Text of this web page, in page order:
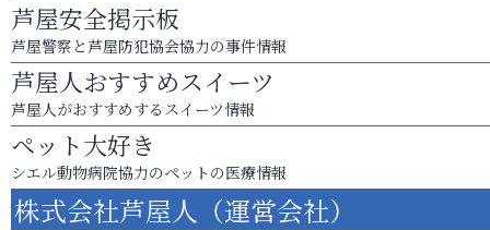
芦屋安全掲示板
芦屋警察と芦屋防犯協会協力の事件情報
芦屋人おすすめスイーツ
芦屋人がおすすめするスイーツ情報
ペット大好き
シエル動物病院協力のペットの医療情報
株式会社芦屋人（運営会社）